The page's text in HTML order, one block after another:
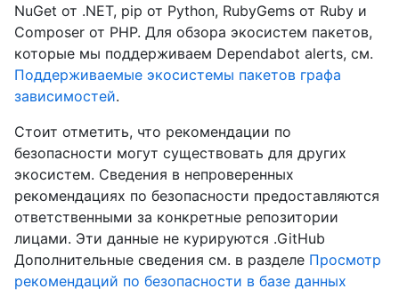
NuGet от .NET, pip от Python, RubyGems от Ruby и
Composer от PHP. Для обзора экосистем пакетов,
которые мы поддерживаем Dependabot alerts, см.
Поддерживаемые экосистемы пакетов графа
зависимостей.
Стоит отметить, что рекомендации по
безопасности могут существовать для других
экосистем. Сведения в непроверенных
рекомендациях по безопасности предоставляются
ответственными за конкретные репозитории
лицами. Эти данные не курируются .GitHub
Дополнительные сведения см. в разделе Просмотр
рекомендаций по безопасности в базе данных